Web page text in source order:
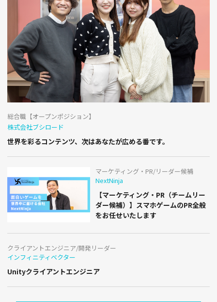
総合職【オープンポジション】
株式会社ブシロード
世界を彩るコンテンツ、次はあなたが広める番です。
マーケティング・PR/リーダー候補
NextNinja
【マーケティング・PR（チームリー
ダー候補）】スマホゲームのPR全般
をお任せいたします
クライアントエンジニア/開発リーダー
インフィニティベクター
Unityクライアントエンジニア